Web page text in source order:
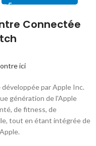
Connectée
ici
par Apple Inc.
génération de l'Apple
de fitness, de
tout en étant intégrée de